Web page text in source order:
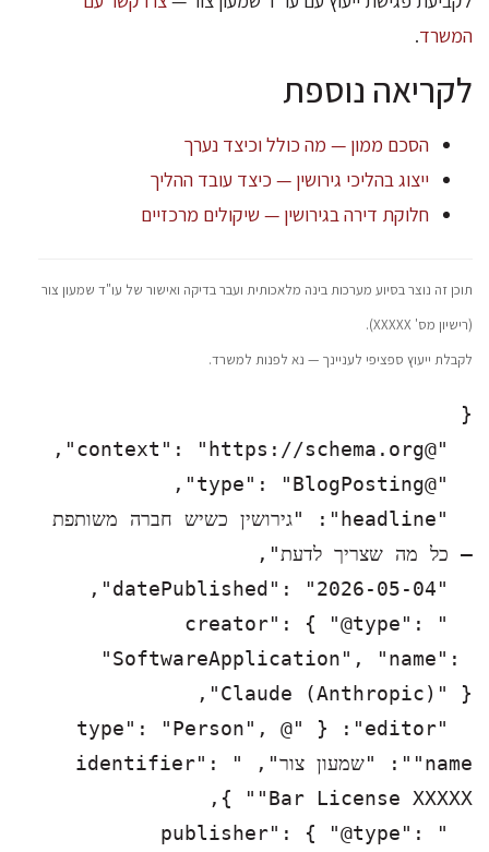
המשרד.
לקריאה נוספת
הסכם ממון — מה כולל וכיצד נערך
ייצוג בהליכי גירושין — כיצד עובד ההליך
חלוקת דירה בגירושין — שיקולים מרכזיים
תוכן זה נוצר בסיוע מערכות בינה מלאכותית ועבר בדיקה ואישור של עו"ד שמעון צור
(רישיון מס' XXXXX).
לקבלת ייעוץ ספציפי לעניינך — נא לפנות למשרד.
  "creator": { "@type":
"SoftwareApplication", "name":
  "editor": { "@type": "Person",
"name": "שמעון צור", "identifier":
  "publisher": { "@type":